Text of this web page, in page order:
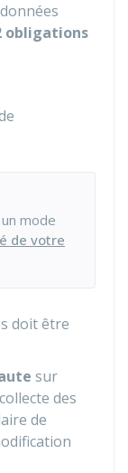
obligations
mode
de votre
doit être
sur
des
de